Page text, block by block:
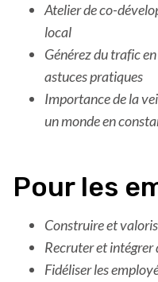
Atelier de co-
local
Générez du trafic
astuces pratiques
Importance de la
un monde en
Pour les
Construire et
Recruter et intégrer
Fidéliser les